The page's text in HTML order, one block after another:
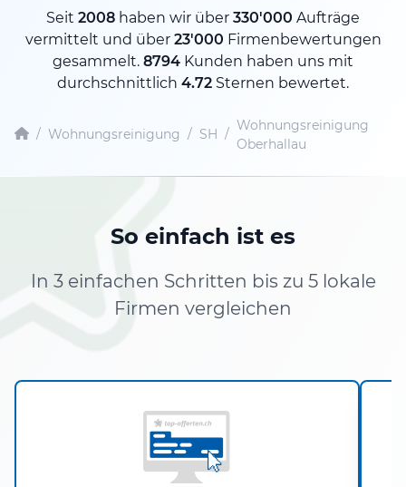
Seit 2008 haben wir über 330'000 Aufträge
vermittelt und über 23'000 Firmenbewertungen
gesammelt. 8794 Kunden haben uns mit
durchschnittlich 4.72 Sternen bewertet.
/ Wohnungsreinigung / SH /
Wohnungsreinigung
Oberhallau
So einfach ist es
In 3 einfachen Schritten bis zu 5 lokale
Firmen vergleichen